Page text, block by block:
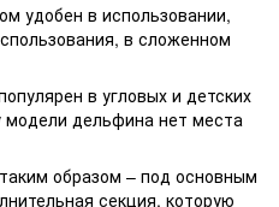
удобен в использовании,
в сложенном
в угловых и детских
дельфина нет места
образом – под основным
секция, которую